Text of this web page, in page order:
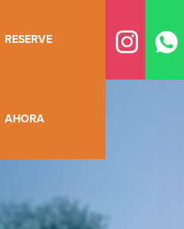
RESERVE
AHORA